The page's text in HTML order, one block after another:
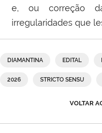
e, ou correção
irregularidades que
DIAMANTINA EDITAL
2026 STRICTO SENSU
VOLTAR